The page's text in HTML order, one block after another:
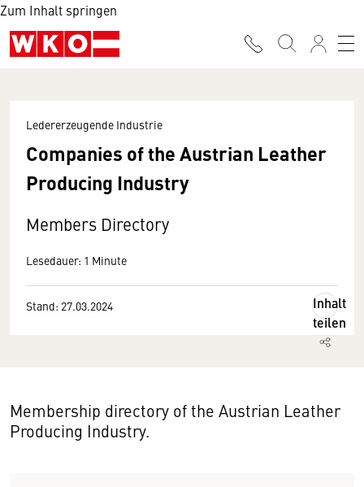
Zum Inhalt springen
Ledererzeugende Industrie
Companies of the Austrian Leather
Producing Industry
Members Directory
Lesedauer: 1 Minute
Stand: 27.03.2024
Inhalt
teilen
Membership directory of the Austrian Leather
Producing Industry.